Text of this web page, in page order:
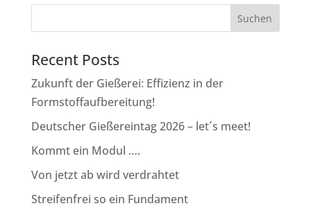
Recent Posts
Zukunft der Gießerei: Effizienz in der
Formstoffaufbereitung!
Deutscher Gießereintag 2026 – let´s meet!
Kommt ein Modul ….
Von jetzt ab wird verdrahtet
Streifenfrei so ein Fundament